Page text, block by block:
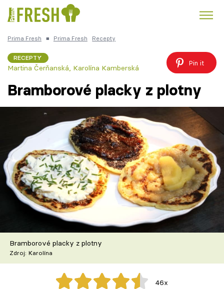
Česká kuchyně Čokoláda
Témata
Recepty
Články
TV Program
Škola vaření
Recepty z TV
Speciál: Cuketa
Prima Fresh ■ Prima Fresh Recepty
RECEPTY
Martina Čerňanská Karolína Kamberská
Pin it
Bramborové placky z plotny
Bramborové placky z plotny
Zdroj: Karolína
46x